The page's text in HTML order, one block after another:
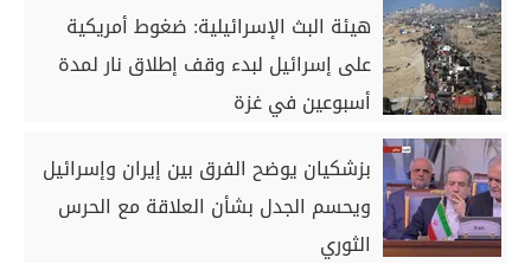
هيئة البث الإسرائيلية: ضغوط أمريكية
على إسرائيل لبدء وقف إطلاق نار لمدة
أسبوعين في غزة
بزشكيان يوضح الفرق بين إيران وإسرائيل
ويحسم الجدل بشأن العلاقة مع الحرس
الثوري